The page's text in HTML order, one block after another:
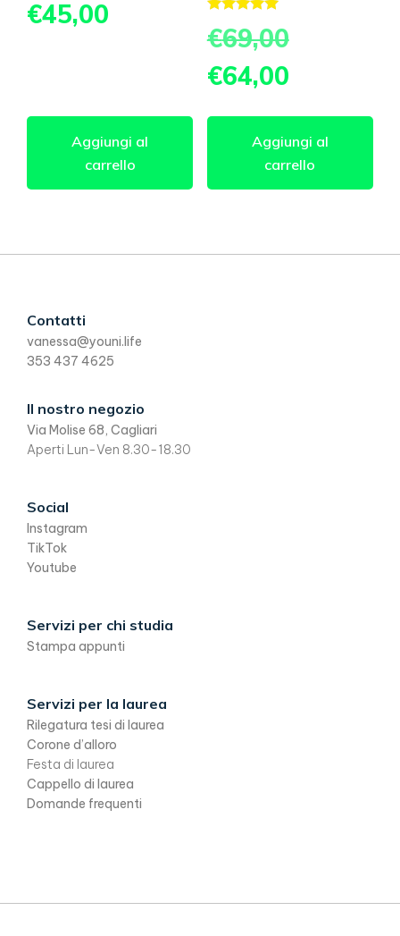
€45,00
Aggiungi al
carrello
5.00
su 5
€69,00Il
originale
€69,00.
€64,00Il
€64,00.
Aggiungi al
carrello
Footer
Contatti
vanessa@youni.life
353 437 4625
Il nostro negozio
Via Molise 68, Cagliari
Aperti Lun-Ven 8.30-18.30
Social
Instagram
TikTok
Youtube
Servizi per chi studia
Stampa appunti
Servizi per la laurea
Rilegatura tesi di laurea
Corone d’alloro
Festa di laurea
Cappello di laurea
Domande frequenti